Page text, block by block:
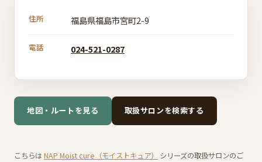
住所 福島県福島市宮町2-9
電話 024-521-0287
地図・ルートを見る 取扱サロンを検索する
こちらはNAP Moist cure（モイストキュア）
シリーズの取扱サロンのご